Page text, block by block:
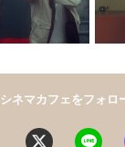
シネマカフェをフォロ